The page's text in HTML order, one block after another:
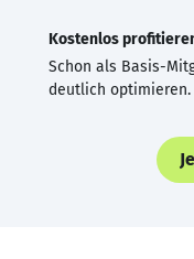
Kostenlos
Schon als Basis-
deutlich optimieren.